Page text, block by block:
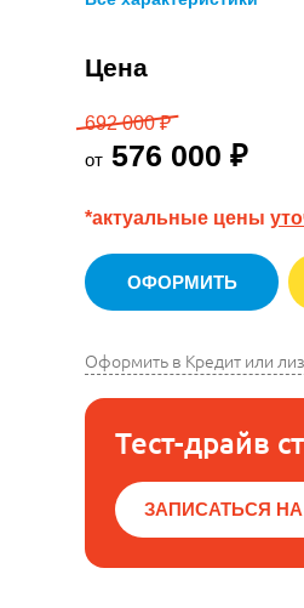
Цена
692 000 ₽
от 576 000 ₽
*актуальные цены
ОФОРМИТЬ
Оформить в Кредит или
Тест-драйв
ЗАПИСАТЬСЯ